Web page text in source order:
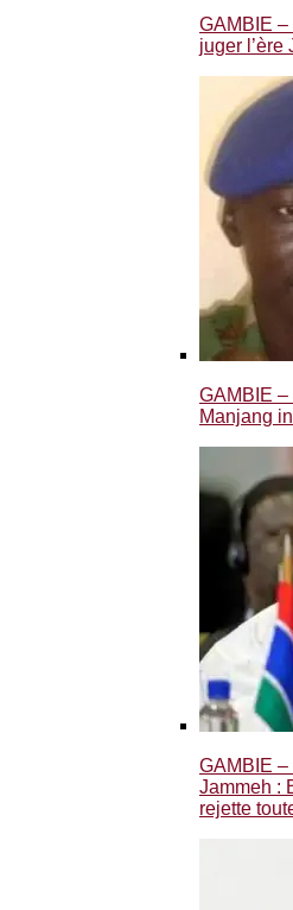
GAMBIE
juger l’ère
GAMBIE –
Manjang
GAMBIE
Jammeh :
rejette